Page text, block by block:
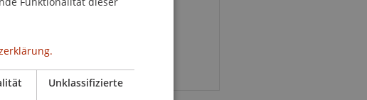
Zum Artikel
Unklassifizierte